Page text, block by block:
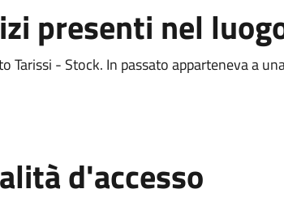
presenti nel
Tarissi - Stock. In passato apparteneva a
d'accesso